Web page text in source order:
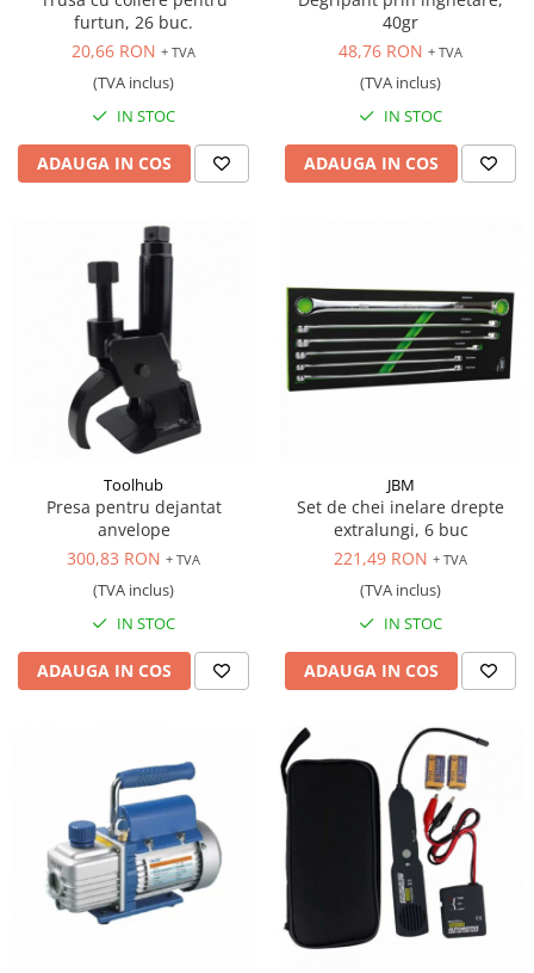
furtun, 26 buc.
20,66 RON + TVA
(TVA inclus)
IN STOC
ADAUGA IN COS
40gr
48,76 RON + TVA
(TVA inclus)
IN STOC
ADAUGA IN COS
Toolhub
Presa pentru dejantat
anvelope
300,83 RON + TVA
(TVA inclus)
IN STOC
ADAUGA IN COS
JBM
Set de chei inelare drepte
extralungi, 6 buc
221,49 RON + TVA
(TVA inclus)
IN STOC
ADAUGA IN COS